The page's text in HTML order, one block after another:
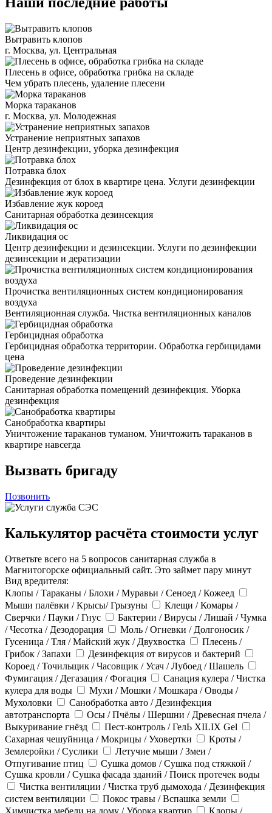
Вытравить клопов
г. Москва, ул. Центральная
Плесень в офисе, обработка грибка на складе
Чем убрать плесень, удаление плесени
Морка тараканов
г. Москва, ул. Молодежная
Устранение неприятных запахов
Центр дезинфекции, уборка дезинфекция
Потравка блох
Дезинфекция от блох в квартире цена. Услуги дезинфекции
Избавление жук короед
Санитарная обработка дезинсекция
Ликвидация ос
Центр дезинфекции и дезинсекции. Услуги по дезинфекции
дезинсекции и дератизации
Прочистка вентиляционных систем кондиционирования
воздуха
Вентиляционная служба. Чистка вентиляционных каналов
Гербицидная обработка
Гербицидная обработка территории. Обработка гербицидами
цена
Проведение дезинфекции
Санитарная обработка помещений дезинфекция. Уборка
дезинфекция
Санобработка квартиры
Уничтожение тараканов туманом. Уничтожить тараканов в
квартире навсегда
Вызвать бригаду
Позвонить
Калькулятор расчёта стоимости услуг
Ответьте всего на 5 вопросов санитарная служба в
Магнитогорске официальный сайт. Это займет пару минут
Вид вредителя:
Клопы / Тараканы / Блохи / Муравьи / Сеноед / Кожеед
Мыши палёвки / Крысы/ Грызуны
Клещи / Комары /
Сверчки / Пауки / Гнус
Бактерии / Вирусы / Лишай / Чумка
/ Чесотка / Дезодорация
Моль / Огневки / Долгоносик /
Гусеница / Тля / Майский жук / Двухвостка
Плесень /
Грибок / Запахи
Дезинфекция от вирусов и бактерий
Короед / Точильщик / Часовщик / Усач / Лубоед / Шашель
Фумигация / Дегазация / Фогация
Санация кулера / Чистка
кулера для воды
Мухи / Мошки / Мошкара / Оводы /
Мухоловки
Санобработка авто / Дезинфекция
автотранспорта
Осы / Пчёлы / Шершни / Древесная пчела /
Выкуривание гнёзд
Пест-контроль / ГелЬ XILIX Gel
Сахарная чешуйница / Мокрицы / Уховертки
Кроты /
Землеройки / Суслики
Летучие мыши / Змеи /
Отпугивание птиц
Сушка домов / Сушка под стяжкой /
Сушка кровли / Сушка фасада зданий / Поиск протечек воды
Чистка вентиляции / Чистка труб дымохода / Дезинфекция
систем вентиляции
Покос травы / Вспашка земли
Химчистка мебели на дому / Уборка квартир
Клопы /